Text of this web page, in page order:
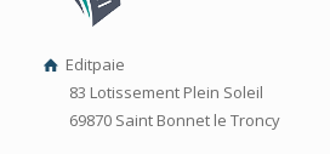
Editpaie
83 Lotissement Plein Soleil
69870 Saint Bonnet le Troncy